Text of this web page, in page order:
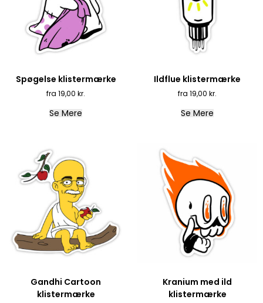
Spøgelse klistermærke
19,00 kr.
Se Mere
Ildflue klistermærke
19,00 kr.
Se Mere
Gandhi Cartoon
klistermærke
Kranium med ild
klistermærke